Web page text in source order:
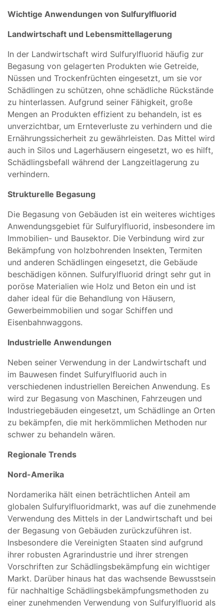
Wichtige Anwendungen von Sulfurylfluorid
Landwirtschaft und Lebensmittellagerung
In der Landwirtschaft wird Sulfurylfluorid häufig zur
Begasung von gelagerten Produkten wie Getreide,
Nüssen und Trockenfrüchten eingesetzt, um sie vor
Schädlingen zu schützen, ohne schädliche Rückstände
zu hinterlassen. Aufgrund seiner Fähigkeit, große
Mengen an Produkten effizient zu behandeln, ist es
unverzichtbar, um Ernteverluste zu verhindern und die
Ernährungssicherheit zu gewährleisten. Das Mittel wird
auch in Silos und Lagerhäusern eingesetzt, wo es hilft,
Schädlingsbefall während der Langzeitlagerung zu
verhindern.
Strukturelle Begasung
Die Begasung von Gebäuden ist ein weiteres wichtiges
Anwendungsgebiet für Sulfurylfluorid, insbesondere im
Immobilien- und Bausektor. Die Verbindung wird zur
Bekämpfung von holzbohrenden Insekten, Termiten
und anderen Schädlingen eingesetzt, die Gebäude
beschädigen können. Sulfurylfluorid dringt sehr gut in
poröse Materialien wie Holz und Beton ein und ist
daher ideal für die Behandlung von Häusern,
Gewerbeimmobilien und sogar Schiffen und
Eisenbahnwaggons.
Industrielle Anwendungen
Neben seiner Verwendung in der Landwirtschaft und
im Bauwesen findet Sulfurylfluorid auch in
verschiedenen industriellen Bereichen Anwendung. Es
wird zur Begasung von Maschinen, Fahrzeugen und
Industriegebäuden eingesetzt, um Schädlinge an Orten
zu bekämpfen, die mit herkömmlichen Methoden nur
schwer zu behandeln wären.
Regionale Trends
Nord-Amerika
Nordamerika hält einen beträchtlichen Anteil am
globalen Sulfurylfluoridmarkt, was auf die zunehmende
Verwendung des Mittels in der Landwirtschaft und bei
der Begasung von Gebäuden zurückzuführen ist.
Insbesondere die Vereinigten Staaten sind aufgrund
ihrer robusten Agrarindustrie und ihrer strengen
Vorschriften zur Schädlingsbekämpfung ein wichtiger
Markt. Darüber hinaus hat das wachsende Bewusstsein
für nachhaltige Schädlingsbekämpfungsmethoden zu
einer zunehmenden Verwendung von Sulfurylfluorid als